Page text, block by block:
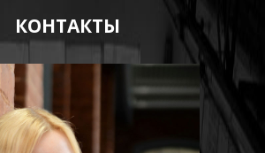
КОНТАКТЫ